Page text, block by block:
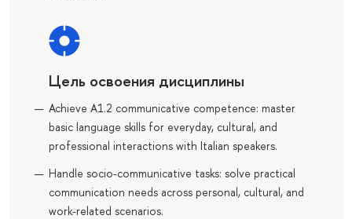
Цель освоения дисциплины
Achieve A1.2 communicative competence: master
basic language skills for everyday, cultural, and
professional interactions with Italian speakers.
Handle socio-communicative tasks: solve practical
communication needs across personal, cultural, and
work-related scenarios.